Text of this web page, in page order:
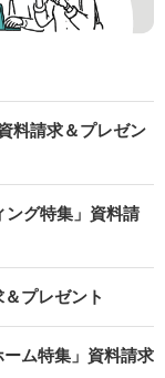
料請求＆プレゼン
ング特集」資料請
プレゼント
ム特集」資料請求